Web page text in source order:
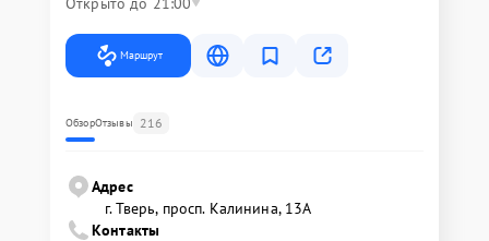
Маршрут
ОбзорОтзывы 216
Адрес
г. Тверь, просп. Калинина, 13А
Контакты